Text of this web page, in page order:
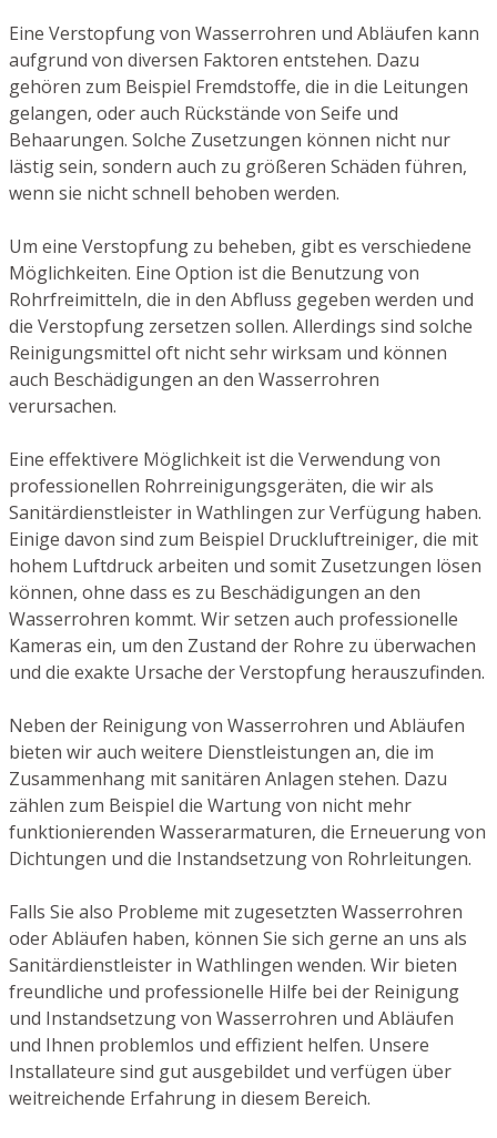
Eine Verstopfung von Wasserrohren und Abläufen kann
aufgrund von diversen Faktoren entstehen. Dazu
gehören zum Beispiel Fremdstoffe, die in die Leitungen
gelangen, oder auch Rückstände von Seife und
Behaarungen. Solche Zusetzungen können nicht nur
lästig sein, sondern auch zu größeren Schäden führen,
wenn sie nicht schnell behoben werden.
Um eine Verstopfung zu beheben, gibt es verschiedene
Möglichkeiten. Eine Option ist die Benutzung von
Rohrfreimitteln, die in den Abfluss gegeben werden und
die Verstopfung zersetzen sollen. Allerdings sind solche
Reinigungsmittel oft nicht sehr wirksam und können
auch Beschädigungen an den Wasserrohren
verursachen.
Eine effektivere Möglichkeit ist die Verwendung von
professionellen Rohrreinigungsgeräten, die wir als
Sanitärdienstleister in Wathlingen zur Verfügung haben.
Einige davon sind zum Beispiel Druckluftreiniger, die mit
hohem Luftdruck arbeiten und somit Zusetzungen lösen
können, ohne dass es zu Beschädigungen an den
Wasserrohren kommt. Wir setzen auch professionelle
Kameras ein, um den Zustand der Rohre zu überwachen
und die exakte Ursache der Verstopfung herauszufinden.
Neben der Reinigung von Wasserrohren und Abläufen
bieten wir auch weitere Dienstleistungen an, die im
Zusammenhang mit sanitären Anlagen stehen. Dazu
zählen zum Beispiel die Wartung von nicht mehr
funktionierenden Wasserarmaturen, die Erneuerung von
Dichtungen und die Instandsetzung von Rohrleitungen.
Falls Sie also Probleme mit zugesetzten Wasserrohren
oder Abläufen haben, können Sie sich gerne an uns als
Sanitärdienstleister in Wathlingen wenden. Wir bieten
freundliche und professionelle Hilfe bei der Reinigung
und Instandsetzung von Wasserrohren und Abläufen
und Ihnen problemlos und effizient helfen. Unsere
Installateure sind gut ausgebildet und verfügen über
weitreichende Erfahrung in diesem Bereich.